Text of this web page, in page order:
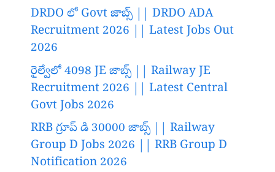
DRDO లో Govt జాబ్స్ || DRDO ADA
Recruitment 2026 || Latest Jobs Out
2026
రైల్వేలో 4098 JE జాబ్స్ || Railway JE
Recruitment 2026 || Latest Central
Govt Jobs 2026
RRB గ్రూప్ డి 30000 జాబ్స్ || Railway
Group D Jobs 2026 || RRB Group D
Notification 2026